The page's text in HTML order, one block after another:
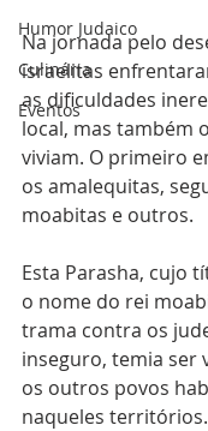
Humor Judaico
Culinária
Eventos
Na jornada pelo
israelitas
as dificuldades
local, mas também
viviam. O primeiro
os amalequitas,
moabitas e outros.
Esta Parasha, cujo
o nome do rei
trama contra os
inseguro, temia ser
os outros povos
naqueles territórios.